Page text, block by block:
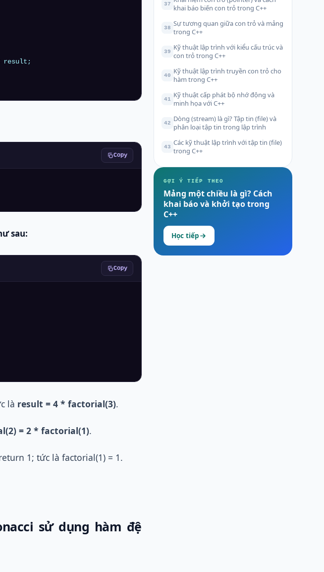
result;
Copy
sau:
Copy
là result = 4 * factorial(3).
= 2 * factorial(1).
1; tức là factorial(1) = 1.
sử dụng hàm đệ
37 khai báo biến con trỏ trong C++
38 Sự tương quan giữa con trỏ và mảng
trong C++
39 Kỹ thuật lập trình với kiểu cấu trúc và
con trỏ trong C++
40 Kỹ thuật lập trình truyền con trỏ cho
hàm trong C++
41 Kỹ thuật cấp phát bộ nhớ động và
minh họa với C++
42 Dòng (stream) là gì? Tập tin (file) và
phân loại tập tin trong lập trình
43 Các kỹ thuật lập trình với tập tin (file)
trong C++
GỢI Ý TIẾP THEO
Mảng một chiều là gì? Cách
khai báo và khởi tạo trong
C++
Học tiếp